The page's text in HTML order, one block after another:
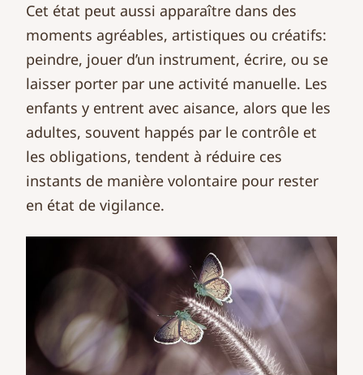
Cet état peut aussi apparaître dans des
moments agréables, artistiques ou créatifs:
peindre, jouer d’un instrument, écrire, ou se
laisser porter par une activité manuelle. Les
enfants y entrent avec aisance, alors que les
adultes, souvent happés par le contrôle et
les obligations, tendent à réduire ces
instants de manière volontaire pour rester
en état de vigilance.